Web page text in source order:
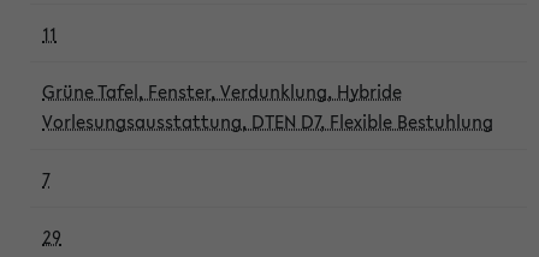
11
Grüne Tafel, Fenster, Verdunklung, Hybride
Vorlesungsausstattung, DTEN D7, Flexible Bestuhlung
7
29